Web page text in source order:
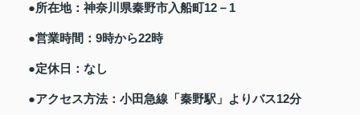
●所在地：神奈川県秦野市入船町12－1
●営業時間：9時から22時
●定休日：なし
●アクセス方法：小田急線「秦野駅」よりバス12分